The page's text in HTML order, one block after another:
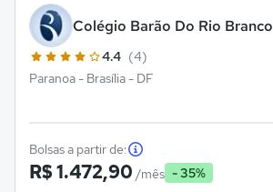
Colégio Barão Do Rio Branco
4.4 (4)
Paranoa - Brasília - DF
Bolsas a partir de:
R$ 1.472,90 /mês - 35%